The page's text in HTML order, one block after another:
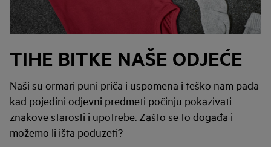
TIHE BITKE NAŠE ODJEĆE
Naši su ormari puni priča i uspomena i teško nam pada
kad pojedini odjevni predmeti počinju pokazivati
znakove starosti i upotrebe. Zašto se to događa i
možemo li išta poduzeti?